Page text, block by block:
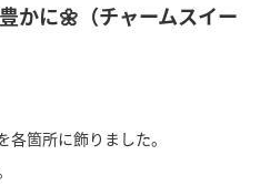
かに🌼（チャームスイー
箇所に飾りました。